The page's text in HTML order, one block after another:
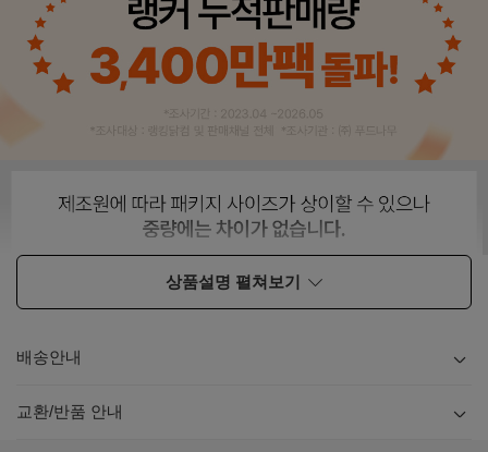
상품설명 펼쳐보기
배송안내
내용
교환/반품 안내
내용